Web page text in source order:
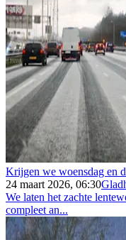
Krijgen we woensdag en
24 maart 2026, 06:30
We laten het zachte
compleet an...